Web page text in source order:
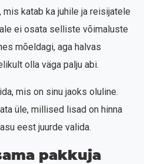
, mis katab ka juhile ja reisijatele
ei osata selliste võimaluste
mõeldagi, aga halvas
olla väga palju abi.
mis on sinu jaoks oluline.
üle, millised lisad on hinna
eest juurde valida.
pakkuja